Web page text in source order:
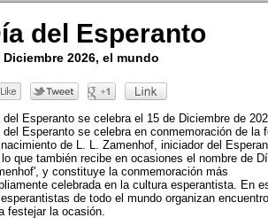
del Esperanto
Diciembre 2026, el mundo
del Esperanto se celebra el 15 de Diciembre de
del Esperanto se celebra en conmemoración de la
de L. L. Zamenhof, iniciador del
que también recibe en ocasiones el nombre de
y constituye la conmemoración más
celebrada en la cultura esperantista. En
esperantistas de todo el mundo organizan
festejar la ocasión.